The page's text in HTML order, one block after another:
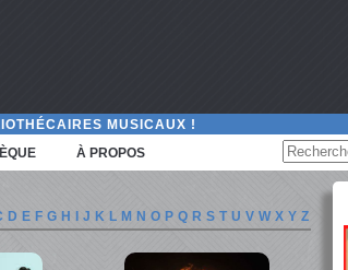
MUSICAUX !
À PROPOS
D E F G H I J K L M N O P Q R S T U V W X Y Z